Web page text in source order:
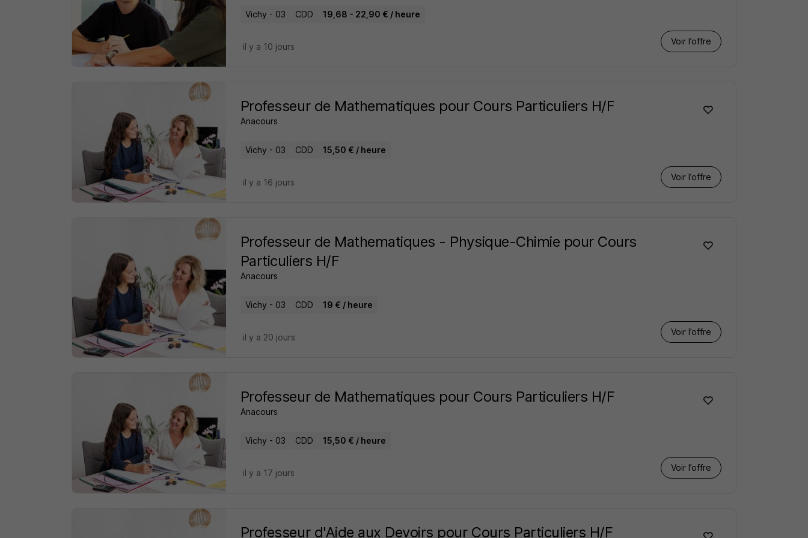
Vichy - 03 CDD 19,68 - 22,90 € / heure
Voir l’offre
il y a 10 jours
Professeur de Mathematiques pour Cours Particuliers H/F
Anacours
Vichy - 03 CDD 15,50 € / heure
Voir l’offre
il y a 16 jours
Professeur de Mathematiques - Physique-Chimie pour Cours
Particuliers H/F
Anacours
Vichy - 03 CDD 19 € / heure
Voir l’offre
il y a 20 jours
Professeur de Mathematiques pour Cours Particuliers H/F
Anacours
Vichy - 03 CDD 15,50 € / heure
Voir l’offre
il y a 17 jours
Professeur d'Aide aux Devoirs pour Cours Particuliers H/F